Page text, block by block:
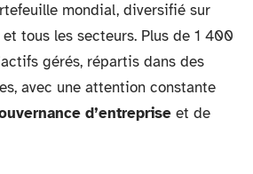
mondial, diversifié sur
tous les secteurs. Plus de 1 400
gérés, répartis dans des
avec une attention constante
d’entreprise et de